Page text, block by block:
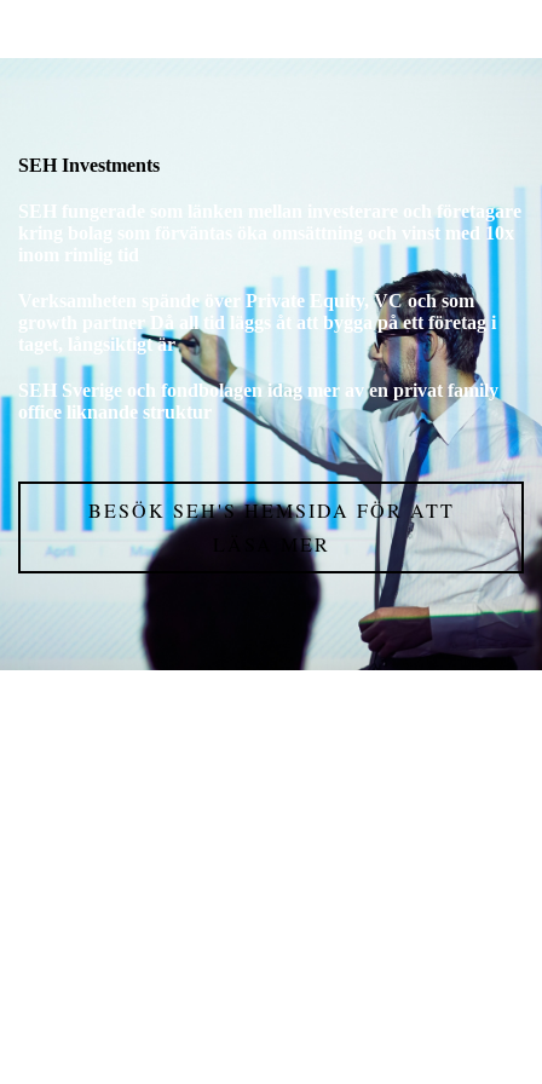
SEH Investments
SEH fungerade som länken mellan investerare och företagare
kring bolag som förväntas öka omsättning och vinst med 10x
inom rimlig tid
Verksamheten spände över Private Equity, VC och som
growth partner Då all tid läggs åt att bygga på ett företag i
taget, långsiktigt är
SEH Sverige och fondbolagen idag mer av en privat family
office liknande struktur
BESÖK SEH'S HEMSIDA FÖR ATT
LÄSA MER